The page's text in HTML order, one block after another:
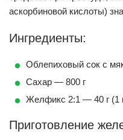
аскорбиновой кислоты)
Ингредиенты:
Облепиховый сок с
Сахар — 800 г
Желфикс 2:1 — 40 г (1
Приготовление